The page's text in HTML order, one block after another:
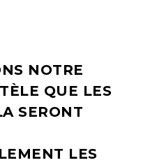
NOTRE
QUE LES
SERONT
LES